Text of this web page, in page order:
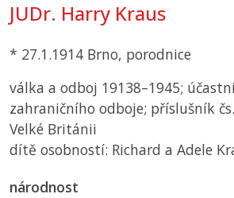
JUDr. Harry Kraus
* 27.1.1914 Brno, porodnice
válka a odboj 19138–1945;
zahraničního odboje; příslušník
Velké Británii
dítě osobností: Richard a Adele
národnost